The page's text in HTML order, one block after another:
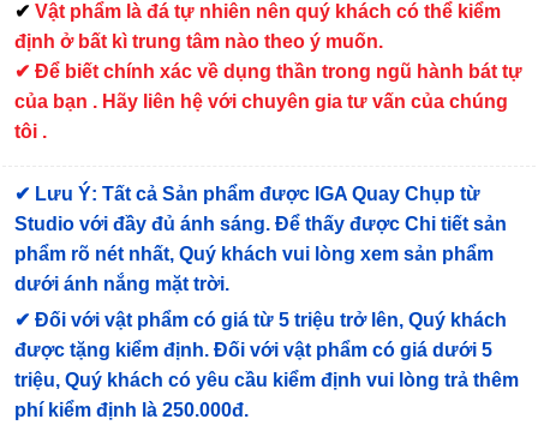
✔ Vật phẩm là đá tự nhiên nên quý khách có thể kiểm
định ở bất kì trung tâm nào theo ý muốn.
✔ Để biết chính xác về dụng thần trong ngũ hành bát tự
của bạn . Hãy liên hệ với chuyên gia tư vấn của chúng
tôi .
✔ Lưu Ý: Tất cả Sản phẩm được IGA Quay Chụp từ
Studio với đầy đủ ánh sáng. Để thấy được Chi tiết sản
phẩm rõ nét nhất, Quý khách vui lòng xem sản phẩm
dưới ánh nắng mặt trời.
✔ Đối với vật phẩm có giá từ 5 triệu trở lên, Quý khách
được tặng kiểm định. Đối với vật phẩm có giá dưới 5
triệu, Quý khách có yêu cầu kiểm định vui lòng trả thêm
phí kiểm định là 250.000đ.